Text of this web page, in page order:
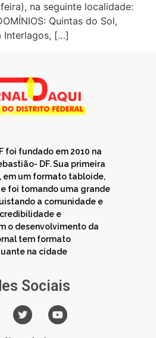
na seguinte localidade:
Quintas do Sol,
Interlagos, […]
foi fundado em 2010 na
DF. Sua primeira
em um formato tabloide,
foi tomando uma grande
a comunidade e
e
o desenvolvimento da
tem formato
na cidade
Sociais